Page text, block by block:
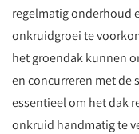
regelmatig onderhoud
onkruidgroei te
het groendak kunnen
en concurreren met de
essentieel om het dak
onkruid handmatig te